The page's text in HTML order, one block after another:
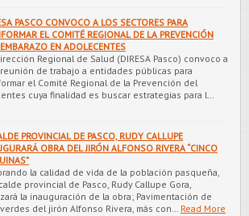
PASCO CONVOCO A LOS SECTORES PARA
EL COMITÉ REGIONAL DE LA PREVENCIÓN
EN ADOLECENTES
Regional de Salud (DIRESA Pasco) convoco a
de trabajo a entidades públicas para
el Comité Regional de la Prevención del
cuya finalidad es buscar estrategias para l…
PROVINCIAL DE PASCO, RUDY CALLUPE
OBRA DEL JIRÓN ALFONSO RIVERA “CINCO
la calidad de vida de la población pasqueña,
provincial de Pasco, Rudy Callupe Gora,
la inauguración de la obra; Pavimentación de
del jirón Alfonso Rivera, más con…
Read More